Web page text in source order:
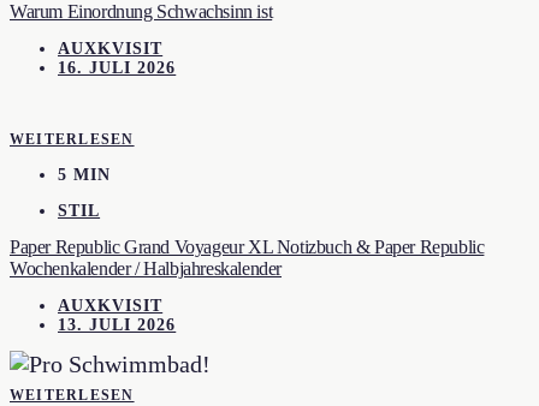
Warum Einordnung Schwachsinn ist
AUXKVISIT
16. JULI 2026
WEITERLESEN
5 MIN
STIL
Paper Republic Grand Voyageur XL Notizbuch & Paper Republic
Wochenkalender / Halbjahreskalender
AUXKVISIT
13. JULI 2026
WEITERLESEN